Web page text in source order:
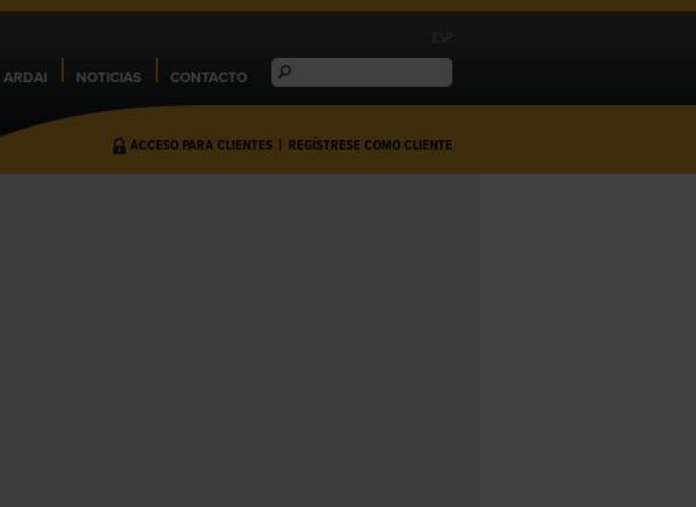
ARDAI NOTICIAS CONTACTO
ACCESO PARA CLIENTES REGÍSTRESE COMO CLIENTE